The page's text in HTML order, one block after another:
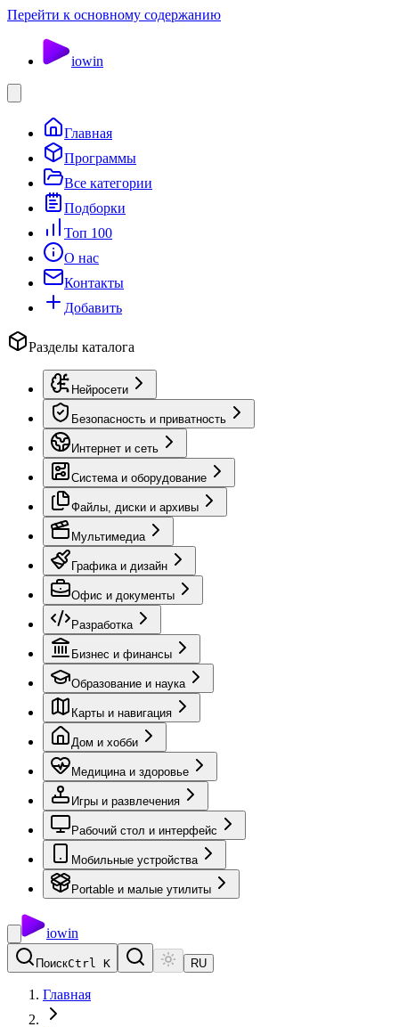
Перейти к основному содержанию
iowin
Главная
Программы
Все категории
Подборки
Топ 100
О нас
Контакты
Добавить
Разделы каталога
Нейросети
Безопасность и приватность
Интернет и сеть
Система и оборудование
Файлы, диски и архивы
Мультимедиа
Графика и дизайн
Офис и документы
Разработка
Бизнес и финансы
Образование и наука
Карты и навигация
Дом и хобби
Медицина и здоровье
Игры и развлечения
Рабочий стол и интерфейс
Мобильные устройства
Portable и малые утилиты
iowin
ПоискCtrl K RU
Главная